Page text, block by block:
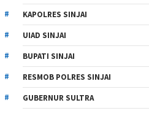
KAPOLRES SINJAI
UIAD SINJAI
BUPATI SINJAI
RESMOB POLRES SINJAI
GUBERNUR SULTRA